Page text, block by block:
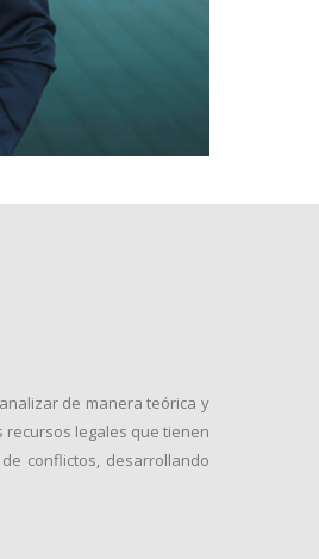
de manera teórica y
legales que tienen
conflictos, desarrollando